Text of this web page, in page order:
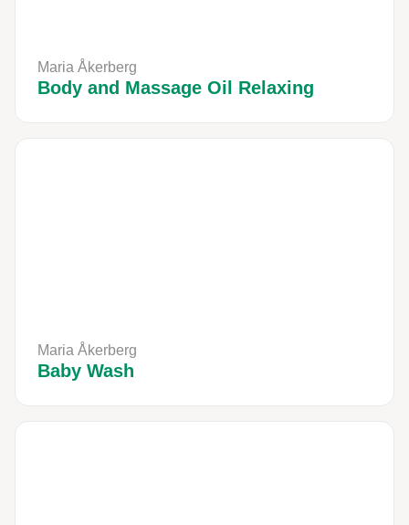
Maria Åkerberg
Body and Massage Oil Relaxing
Maria Åkerberg
Baby Wash